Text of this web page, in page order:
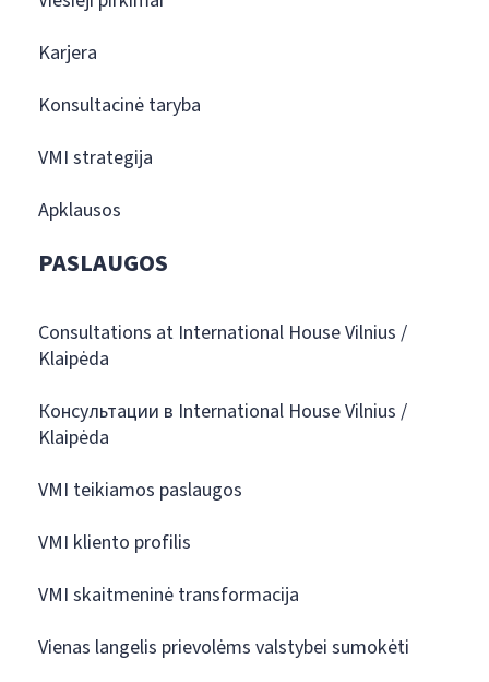
Karjera
Konsultacinė taryba
VMI strategija
Apklausos
PASLAUGOS
Consultations at International House Vilnius /
Klaipėda
Консультации в International House Vilnius /
Klaipėda
VMI teikiamos paslaugos
VMI kliento profilis
VMI skaitmeninė transformacija
Vienas langelis prievolėms valstybei sumokėti